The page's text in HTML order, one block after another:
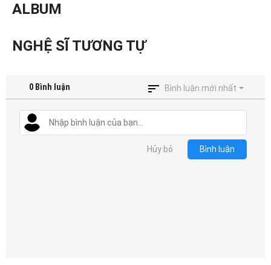
ALBUM
NGHỆ SĨ TƯƠNG TỰ
0 Bình luận Bình luận mới nhất
Hủy bỏ Bình luận